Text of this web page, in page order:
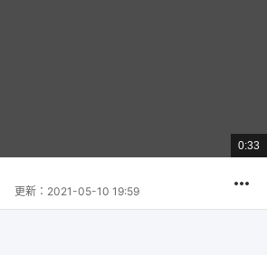
總
共
0:33
更新： 2021-05-10 19:59